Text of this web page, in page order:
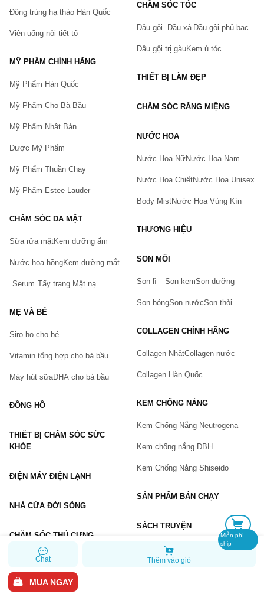
Chat Thêm vào giỏ
MUA NGAY
Miễn phí
ship
Bạn gặp vấn đề về sản phẩm hay mua hàng?
Hãy báo lỗi cho chúng tôi. Hoặc gọi cho chúng tôi qua số
Vấn đề(*)
GỬI BÁO LỖI
Đông trùng hạ thảo Hàn Quốc
Viên uống nội tiết tố
MỸ PHẨM CHÍNH HÃNG
Mỹ Phẩm Hàn Quốc
Mỹ Phẩm Cho Bà Bầu
Mỹ Phẩm Nhật Bản
Dược Mỹ Phẩm
Mỹ Phẩm Thuần Chay
Mỹ Phẩm Estee Lauder
CHĂM SÓC DA MẶT
Sữa rửa mặtKem dưỡng ẩm
Nước hoa hồngKem dưỡng mắt
Serum Tẩy trang Mặt nạ
MẸ VÀ BÉ
Siro ho cho bé
Vitamin tổng hợp cho bà bầu
Máy hút sữaDHA cho bà bầu
ĐỒNG HỒ
THIẾT BỊ CHĂM SÓC SỨC
KHỎE
ĐIỆN MÁY ĐIỆN LẠNH
NHÀ CỬA ĐỜI SỐNG
CHĂM SÓC THÚ CƯNG
CHĂM SÓC TÓC
Dầu gội Dầu xả Dầu gội phủ bạc
Dầu gội trị gàuKem ủ tóc
THIẾT BỊ LÀM ĐẸP
CHĂM SÓC RĂNG MIỆNG
NƯỚC HOA
Nước Hoa NữNước Hoa Nam
Nước Hoa ChiếtNước Hoa Unisex
Body MistNước Hoa Vùng Kín
THƯƠNG HIỆU
SON MÔI
Son lì Son kemSon dưỡng
Son bóngSon nướcSon thỏi
COLLAGEN CHÍNH HÃNG
Collagen NhậtCollagen nước
Collagen Hàn Quốc
KEM CHỐNG NẮNG
Kem Chống Nắng Neutrogena
Kem chống nắng DBH
Kem Chống Nắng Shiseido
SẢN PHẨM BÁN CHẠY
SÁCH TRUYỆN